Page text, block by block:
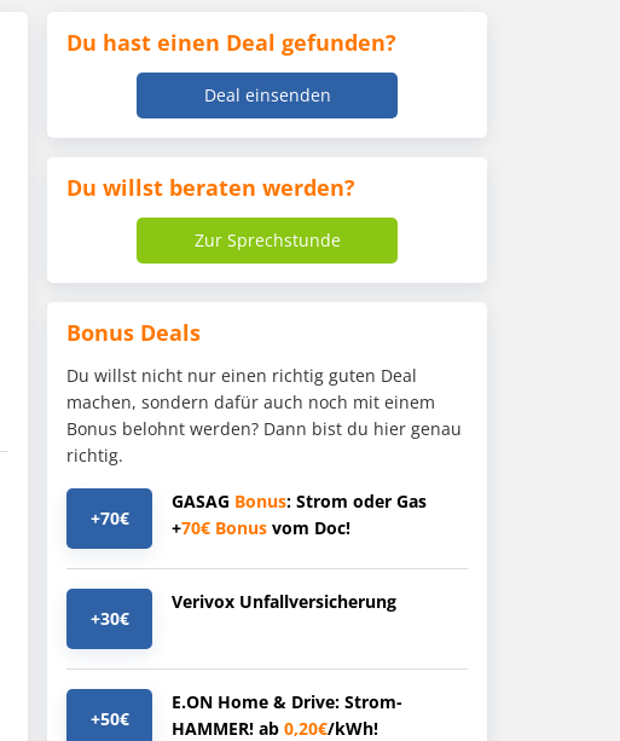
Du hast einen Deal gefunden?
Deal einsenden
Du willst beraten werden?
Zur Sprechstunde
Bonus Deals
Du willst nicht nur einen richtig guten Deal
machen, sondern dafür auch noch mit einem
Bonus belohnt werden? Dann bist du hier genau
richtig.
+70€
GASAG Bonus: Strom oder Gas
+70€ Bonus vom Doc!
+30€
Verivox Unfallversicherung
+50€
E.ON Home & Drive: Strom-
HAMMER! ab 0,20€/kWh!